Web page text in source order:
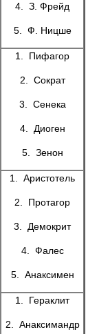
4. З. Фрейд
5. Ф. Ницше
1. Пифагор
2. Сократ
3. Сенека
4. Диоген
5. Зенон
1. Аристотель
2. Протагор
3. Демокрит
4. Фалес
5. Анаксимен
1. Гераклит
2. Анаксимандр